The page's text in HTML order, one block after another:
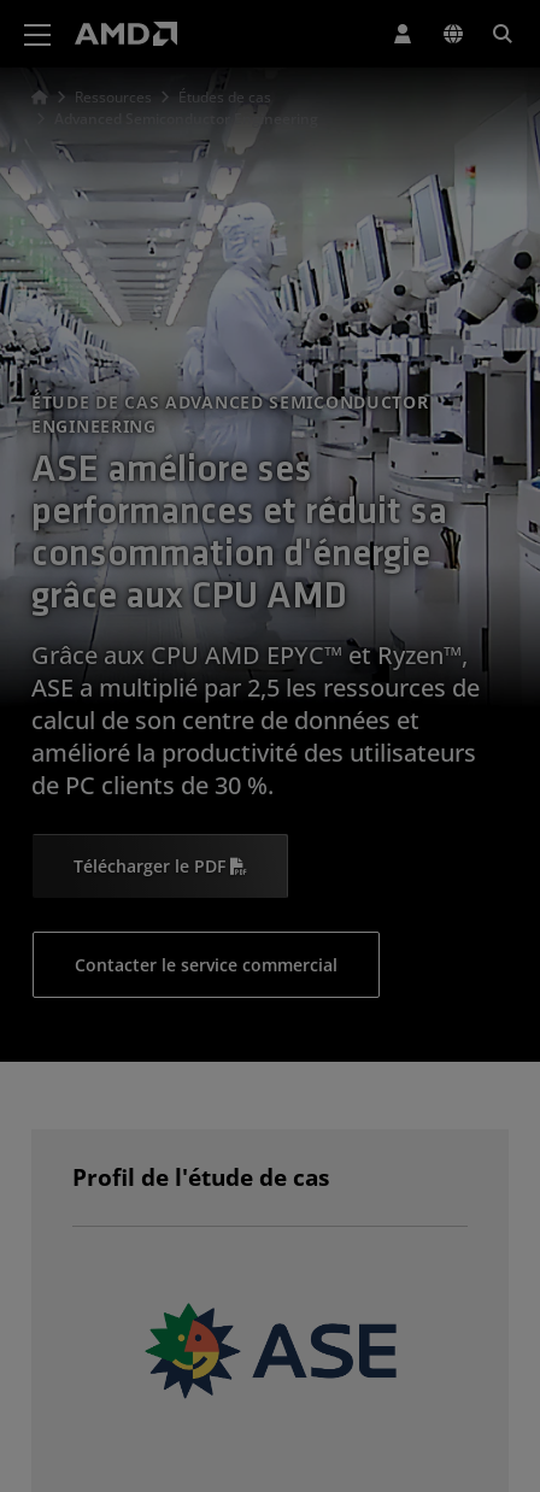
Ressources
Études de cas
Advanced Semiconductor Engineering
ÉTUDE DE CAS ADVANCED SEMICONDUCTOR
ENGINEERING
ASE améliore ses
performances et réduit sa
consommation d'énergie
grâce aux CPU AMD
Grâce aux CPU AMD EPYC™ et Ryzen™,
ASE a multiplié par 2,5 les ressources de
calcul de son centre de données et
amélioré la productivité des utilisateurs
de PC clients de 30 %.
Télécharger le PDF
Contacter le service commercial
Profil de l'étude de cas